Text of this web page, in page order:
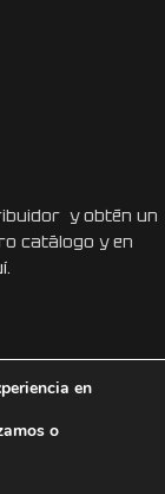
y obtén un
catálogo y en
en
o